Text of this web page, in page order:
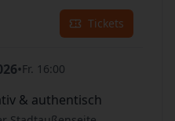
Tickets
•Fr. 16:00
& authentisch